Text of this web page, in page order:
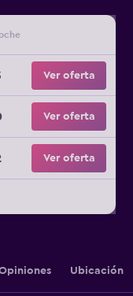
Ver oferta
Ver oferta
Ver oferta
Ubicación